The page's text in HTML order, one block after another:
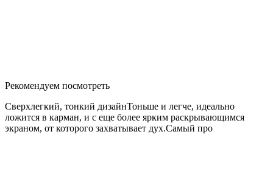
Рекомендуем посмотреть
Сверхлегкий, тонкий дизайнТоньше и легче, идеально
ложится в карман, и с еще более ярким раскрывающимся
экраном, от которого захватывает дух.Самый про